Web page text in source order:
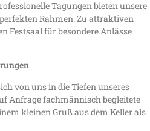
Tagungen bieten unsere
Rahmen. Zu attraktiven
Festsaal für besondere Anlässe
von uns in die Tiefen unseres
Anfrage fachmännisch begleitete
kleinen Gruß aus dem Keller als